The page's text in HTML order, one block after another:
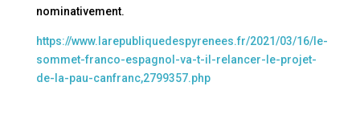
nominativement.
https://www.larepubliquedespyrenees.fr/2021/03/16/le-
sommet-franco-espagnol-va-t-il-relancer-le-projet-
de-la-pau-canfranc,2799357.php